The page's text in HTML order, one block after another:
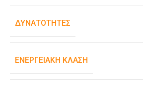
ΔΥΝΑΤΌΤΗΤΕΣ
ΕΝΕΡΓΕΙΑΚΉ ΚΛΆΣΗ